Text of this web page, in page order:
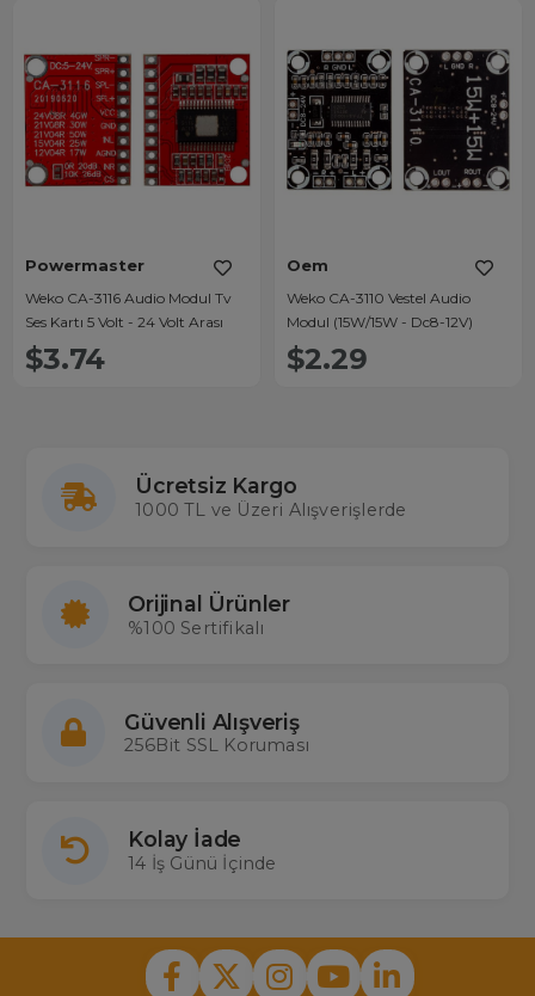
Powermaster
Weko CA-3116 Audio Modul Tv
Ses Kartı 5 Volt - 24 Volt Arası
$3.74
Oem
Weko CA-3110 Vestel Audio
Modul (15W/15W - Dc8-12V)
$2.29
Ücretsiz Kargo
1000 TL ve Üzeri Alışverişlerde
Orijinal Ürünler
%100 Sertifikalı
Güvenli Alışveriş
256Bit SSL Koruması
Kolay İade
14 İş Günü İçinde